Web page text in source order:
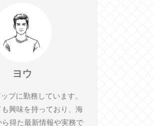
ヨウ
プに勤務しています。
興味を持っており、海
得た最新情報や実務で